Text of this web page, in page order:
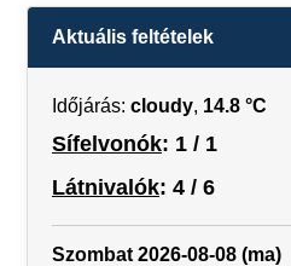
Aktuális feltételek
Időjárás: cloudy, 14.8 °C
Sífelvonók: 1 / 1
Látnivalók: 4 / 6
Szombat 2026-08-08 (ma)